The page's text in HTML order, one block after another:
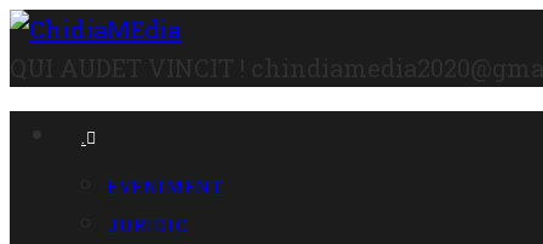
Skip
content
.
EVENIMENT
JURIDIC